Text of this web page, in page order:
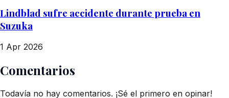
Lindblad sufre accidente durante prueba en
Suzuka
1 Apr 2026
Comentarios
Todavía no hay comentarios. ¡Sé el primero en opinar!